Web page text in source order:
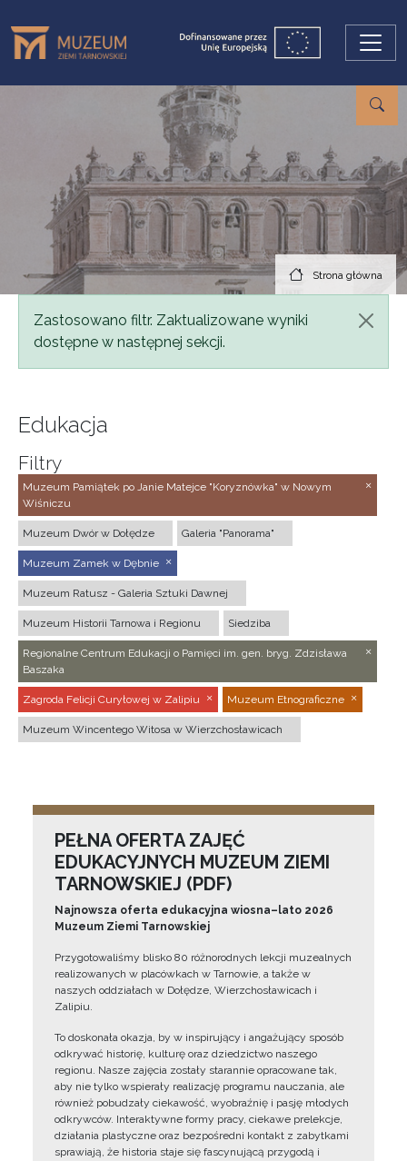
Strona główna
Komunikat
Zastosowano filtr. Zaktualizowane wyniki
dostępne w następnej sekcji.
Edukacja
Filtry
Muzeum Pamiątek po Janie Matejce "Koryznówka" w Nowym
Wiśniczu
Muzeum Dwór w Dołędze Galeria "Panorama"
Muzeum Zamek w Dębnie
Muzeum Ratusz - Galeria Sztuki Dawnej
Muzeum Historii Tarnowa i Regionu Siedziba
Regionalne Centrum Edukacji o Pamięci im. gen. bryg. Zdzisława
Baszaka
Zagroda Felicji Curyłowej w Zalipiu Muzeum Etnograficzne
Muzeum Wincentego Witosa w Wierzchosławicach
PEŁNA OFERTA ZAJĘĆ
EDUKACYJNYCH MUZEUM ZIEMI
TARNOWSKIEJ (PDF)
Najnowsza oferta edukacyjna wiosna–lato 2026
Muzeum Ziemi Tarnowskiej
Przygotowaliśmy blisko 80 różnorodnych lekcji muzealnych
realizowanych w placówkach w Tarnowie, a także w
naszych oddziałach w Dołędze, Wierzchosławicach i
Zalipiu.
To doskonała okazja, by w inspirujący i angażujący sposób
odkrywać historię, kulturę oraz dziedzictwo naszego
regionu. Nasze zajęcia zostały starannie opracowane tak,
aby nie tylko wspierały realizację programu nauczania, ale
również pobudzały ciekawość, wyobraźnię i pasję młodych
odkrywców. Interaktywne formy pracy, ciekawe prelekcje,
działania plastyczne oraz bezpośredni kontakt z zabytkami
sprawiają, że historia staje się fascynującą przygodą i